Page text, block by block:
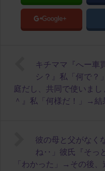
Google+
キチママ『へー車
シ？』私「何で？
庭だし、共同で使いま
＾』私「何様だ！」→
彼の母と父がなく
ね‥」彼氏『そっ
「わかった」→その後